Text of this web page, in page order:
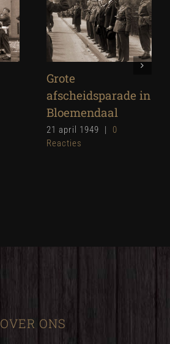
Grote
afscheidsparade in
Bloemendaal
21 april 1949 |
0
Reacties
OVER ONS